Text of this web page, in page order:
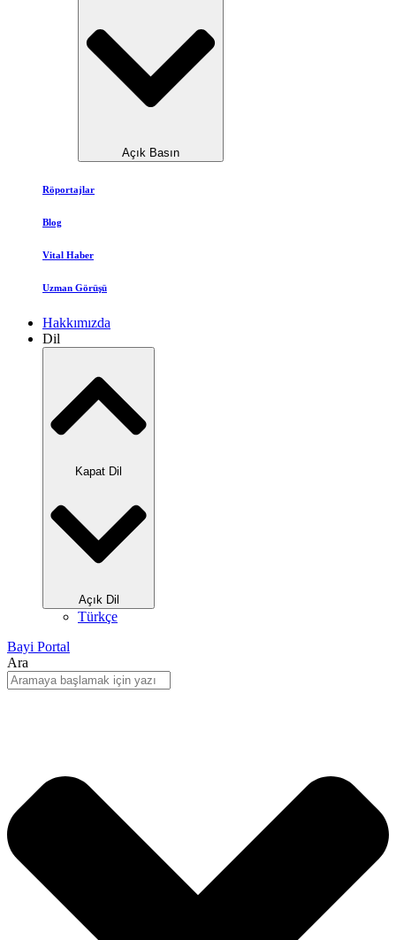
Açık Basın
Röportajlar
Blog
Vital Haber
Uzman Görüşü
Hakkımızda
Dil
Kapat Dil
Açık Dil
Türkçe
Bayi Portal
Ara